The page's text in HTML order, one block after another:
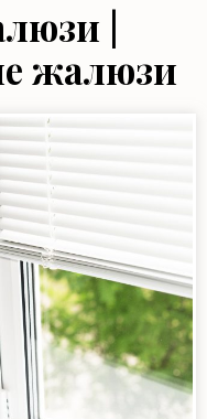
|
жалюзи